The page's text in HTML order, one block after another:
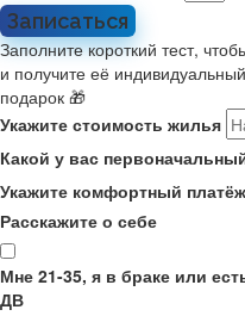
Записаться
Заполните короткий тест,
и получите её
подарок 🎁
Укажите стоимость жилья
Какой у вас
Укажите комфортный
Расскажите о себе
Мне 21-35, я в браке или
ДВ